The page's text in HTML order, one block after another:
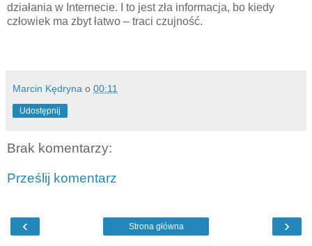
działania w Internecie. I to jest zła informacja, bo kiedy
człowiek ma zbyt łatwo – traci czujność.
Marcin Kędryna o 00:11
Udostępnij
Brak komentarzy:
Prześlij komentarz
‹ ›
Strona główna